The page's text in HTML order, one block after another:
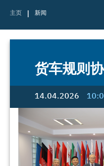
主页 | 新闻
货车规则
14.04.2026